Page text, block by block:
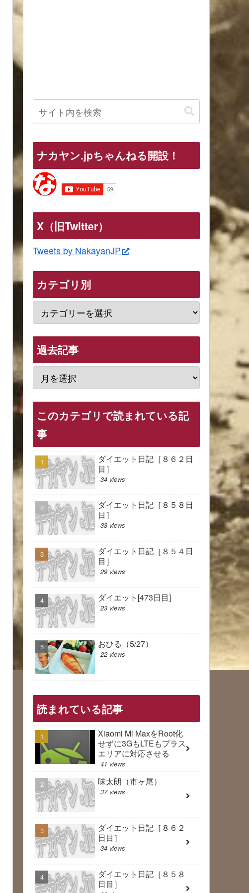
ナカヤン.jpちゃんねる開設！
X（旧Twitter）
Tweets by NakayanJP
カテゴリ別
過去記事
このカテゴリで読まれている記
事
ダイエット日記［８６２日
目］
34 views
ダイエット日記［８５８日
目］
33 views
ダイエット日記［８５４日
目］
29 views
ダイエット[473日目]
23 views
おひる（5/27）
22 views
読まれている記事
Xiaomi Mi MaxをRoot化
せずに3GもLTEもプラス
エリアに対応させる
41 views
味太朗（市ヶ尾）
37 views
ダイエット日記［８６２
日目］
34 views
ダイエット日記［８５８
日目］